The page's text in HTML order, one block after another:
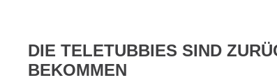
DIE TELETUBBIES SIND
BEKOMMEN